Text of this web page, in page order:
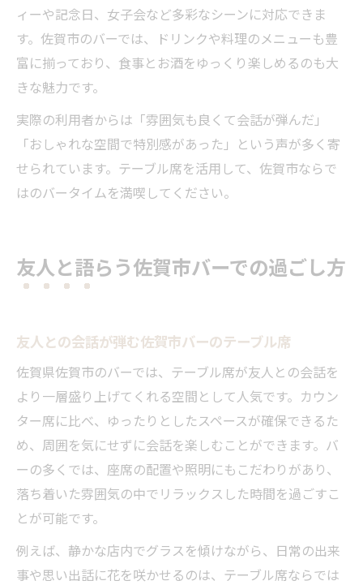
ィーや記念日、女子会など多彩なシーンに対応できま
す。佐賀市のバーでは、ドリンクや料理のメニューも豊
富に揃っており、食事とお酒をゆっくり楽しめるのも大
きな魅力です。
実際の利用者からは「雰囲気も良くて会話が弾んだ」
「おしゃれな空間で特別感があった」という声が多く寄
せられています。テーブル席を活用して、佐賀市ならで
はのバータイムを満喫してください。
友人と語らう佐賀市バーでの過ごし方
友人との会話が弾む佐賀市バーのテーブル席
佐賀県佐賀市のバーでは、テーブル席が友人との会話を
より一層盛り上げてくれる空間として人気です。カウン
ター席に比べ、ゆったりとしたスペースが確保できるた
め、周囲を気にせずに会話を楽しむことができます。バ
ーの多くでは、座席の配置や照明にもこだわりがあり、
落ち着いた雰囲気の中でリラックスした時間を過ごすこ
とが可能です。
例えば、静かな店内でグラスを傾けながら、日常の出来
事や思い出話に花を咲かせるのは、テーブル席ならでは